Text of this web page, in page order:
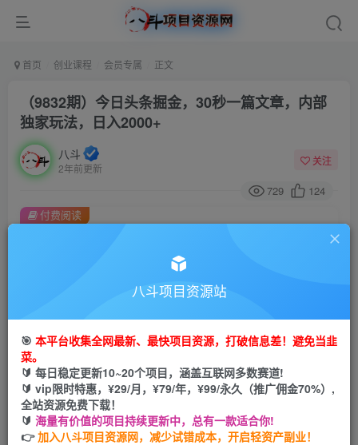
首页 创业课程 会员专属 正文
（9832期）今日头条掘金，30秒一篇文章，内部
独家玩法，日入2000+
八斗
2年前更新
关注
729 124
此内容为付费阅读，请付费后查看
会员专属资源
您暂无购买权限，请先开通会员
开通会员
付费阅读
八斗项目资源站
🎯 本平台收集全网最新、最快项目资源，打破信息差！避免当韭
菜。
🔰 每日稳定更新10~20个项目，涵盖互联网多数赛道!
🔰 vip限时特惠，¥29/月，¥79/年，¥99/永久（推广佣金70%）,
全站资源免费下载！
🔰 海量有价值的项目持续更新中，总有一款适合你!
👉加入八斗项目资源网，减少试错成本，开启轻资产副业！